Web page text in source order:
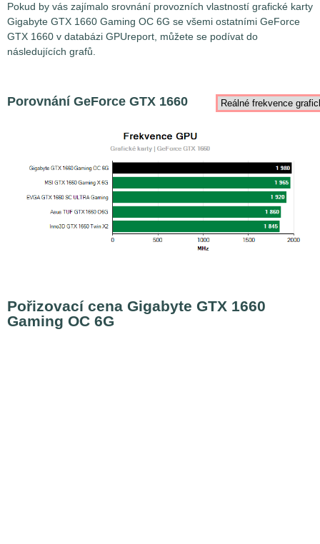
Pokud by vás zajímalo srovnání provozních vlastností grafické karty
Gigabyte GTX 1660 Gaming OC 6G se všemi ostatními GeForce
GTX 1660 v databázi GPUreport, můžete se podívat do
následujících grafů.
Porovnání GeForce GTX 1660
Pořizovací cena Gigabyte GTX 1660
Gaming OC 6G